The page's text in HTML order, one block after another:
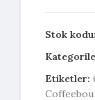
Stok kodu:
Etiketler: